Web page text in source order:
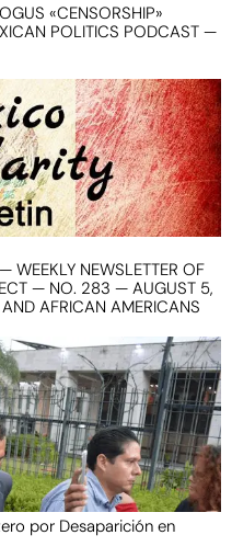
«CENSORSHIP»
POLITICS PODCAST —
WEEKLY NEWSLETTER OF
— NO. 283 — AUGUST 5,
AFRICAN AMERICANS
por Desaparición en